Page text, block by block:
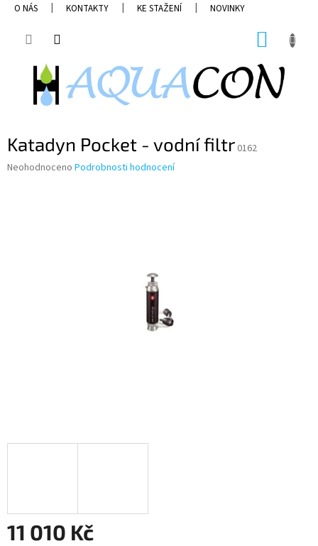
PřejítO NÁS KONTAKTY KE STAŽENÍ NOVINKY
Katadyn Pocket - vodní filtr 0162
Průměrné
Neohodnoceno Podrobnosti hodnocení
11 010 Kč